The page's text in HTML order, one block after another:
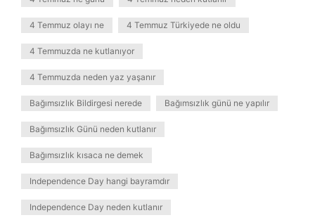
4 Temmuz olayı ne 4 Temmuz Türkiyede ne oldu
4 Temmuzda ne kutlanıyor
4 Temmuzda neden yaz yaşanır
Bağımsızlık Bildirgesi nerede Bağımsızlık günü ne yapılır
Bağımsızlık Günü neden kutlanır
Bağımsızlık kısaca ne demek
Independence Day hangi bayramdır
Independence Day neden kutlanır